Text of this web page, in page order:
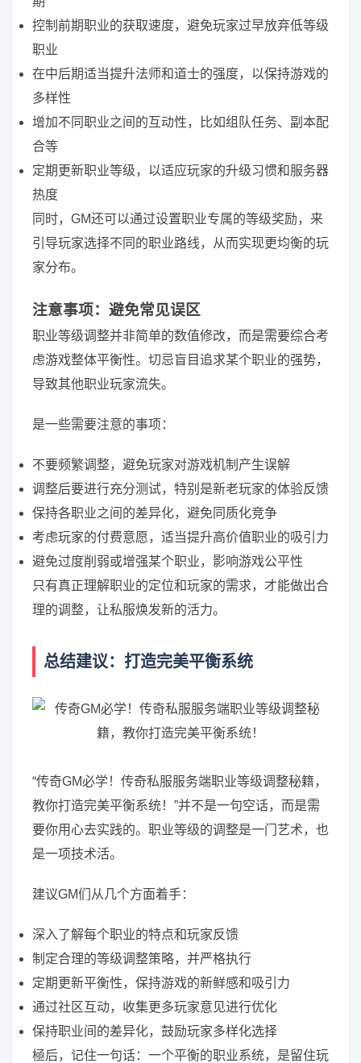
控制前期职业的获取速度，避免玩家过早放弃低等级
职业
在中后期适当提升法师和道士的强度，以保持游戏的
多样性
增加不同职业之间的互动性，比如组队任务、副本配
合等
定期更新职业等级，以适应玩家的升级习惯和服务器
热度
同时，GM还可以通过设置职业专属的等级奖励，来
引导玩家选择不同的职业路线，从而实现更均衡的玩
家分布。
注意事项：避免常见误区
职业等级调整并非简单的数值修改，而是需要综合考
虑游戏整体平衡性。切忌盲目追求某个职业的强势，
导致其他职业玩家流失。
是一些需要注意的事项：
不要频繁调整，避免玩家对游戏机制产生误解
调整后要进行充分测试，特别是新老玩家的体验反馈
保持各职业之间的差异化，避免同质化竞争
考虑玩家的付费意愿，适当提升高价值职业的吸引力
避免过度削弱或增强某个职业，影响游戏公平性
只有真正理解职业的定位和玩家的需求，才能做出合
理的调整，让私服焕发新的活力。
总结建议：打造完美平衡系统
“传奇GM必学！传奇私服服务端职业等级调整秘籍，
教你打造完美平衡系统！”并不是一句空话，而是需
要你用心去实践的。职业等级的调整是一门艺术，也
是一项技术活。
建议GM们从几个方面着手：
深入了解每个职业的特点和玩家反馈
制定合理的等级调整策略，并严格执行
定期更新平衡性，保持游戏的新鲜感和吸引力
通过社区互动，收集更多玩家意见进行优化
保持职业间的差异化，鼓励玩家多样化选择
極后，记住一句话：一个平衡的职业系统，是留住玩